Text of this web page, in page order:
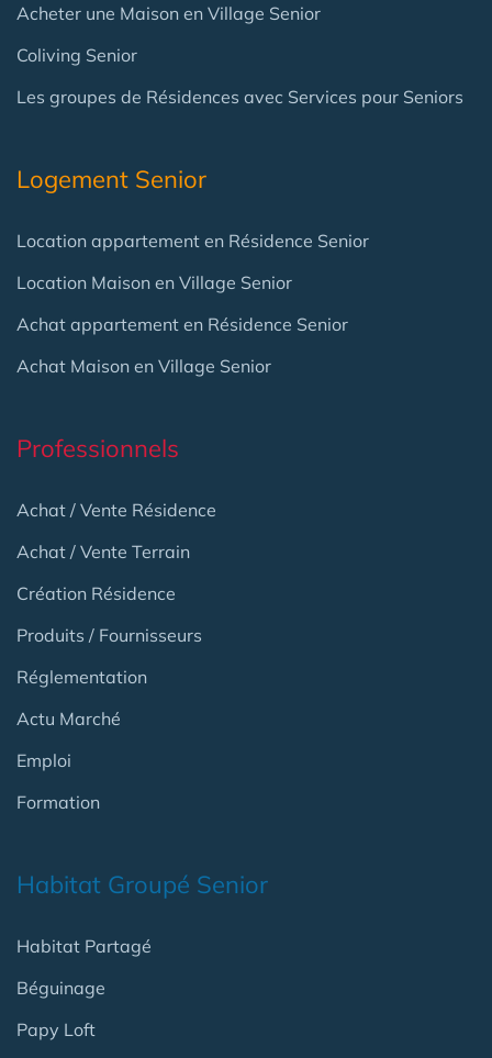
Acheter une Maison en Village Senior
Coliving Senior
Les groupes de Résidences avec Services pour Seniors
Logement Senior
Location appartement en Résidence Senior
Location Maison en Village Senior
Achat appartement en Résidence Senior
Achat Maison en Village Senior
Professionnels
Achat / Vente Résidence
Achat / Vente Terrain
Création Résidence
Produits / Fournisseurs
Réglementation
Actu Marché
Emploi
Formation
Habitat Groupé Senior
Habitat Partagé
Béguinage
Papy Loft